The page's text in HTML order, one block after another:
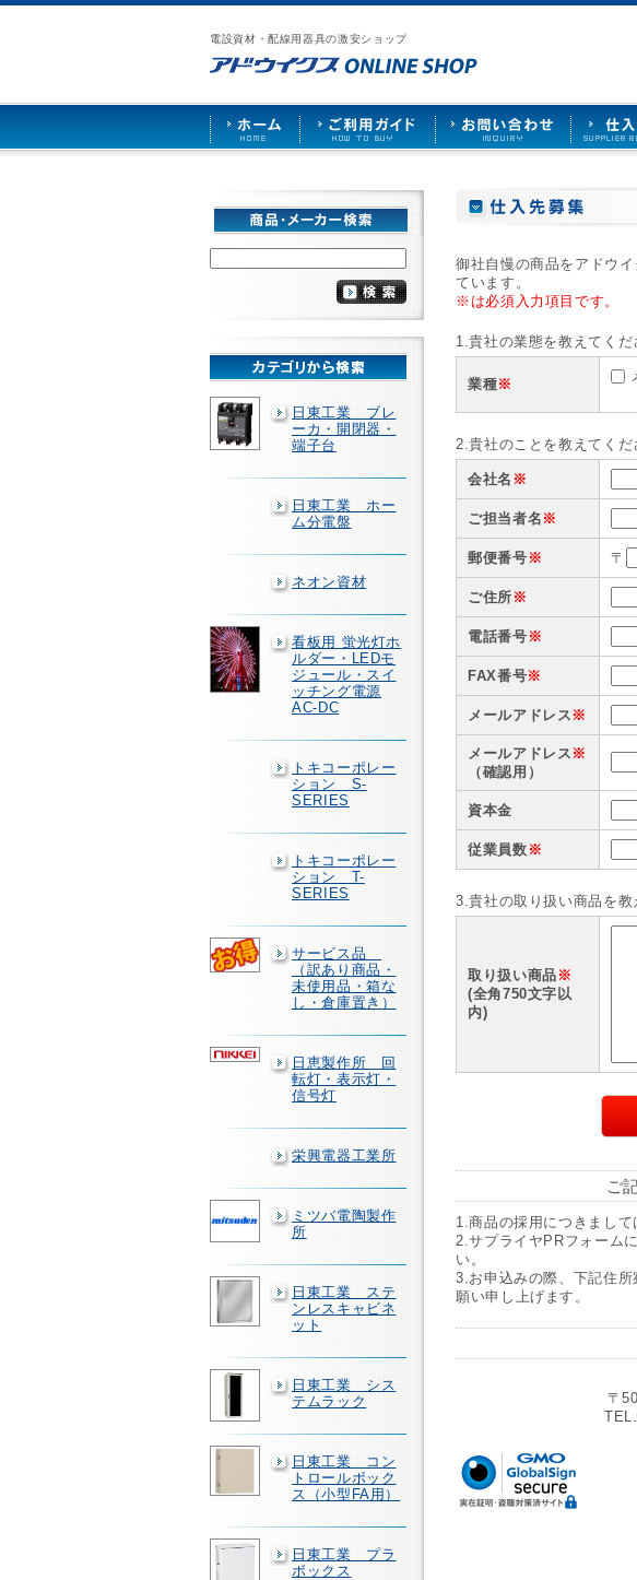
電設資材・配線用器具の激安ショップ
漏
カ
照
ア
ス
ご
ド
お
せ
仕
日東工業 ブレ
ーカ・開閉器・
端子台
日東工業 ホー
ム分電盤
ネオン資材
看板用 蛍光灯ホ
ルダー・LEDモ
ジュール・スイ
ッチング電源
AC-DC
トキコーポレー
ション S-
SERIES
トキコーポレー
ション T-
SERIES
サービス品
（訳あり商品・
未使用品・箱な
し・倉庫置き）
日恵製作所 回
転灯・表示灯・
信号灯
栄興電器工業所
ミツバ電陶製作
所
日東工業 ステ
ンレスキャビネ
ット
日東工業 シス
テムラック
日東工業 コン
トロールボック
ス（小型FA用）
日東工業 プラ
ボックス
仕
御社自慢の商品をアドウ
ています。
※は必須入力項目です。
1.貴社の業態を教えてくだ
業種※
2.貴社のことを教えてくだ
会社名 ※
ご担当者名 ※
郵便番号 ※ 〒
ご住所 ※
電話番号 ※
FAX番号※
メールアドレス ※
メールアドレス ※
（確認用）
資本金
従業員数 ※
3.貴社の取り扱い商品を教
取り扱い商品 ※
(全角750文字以
内)
ご
1.商品の採用につきまして
2.サプライヤPRフォーム
い。
3.お申込みの際、下記住所
願い申し上げます。
〒